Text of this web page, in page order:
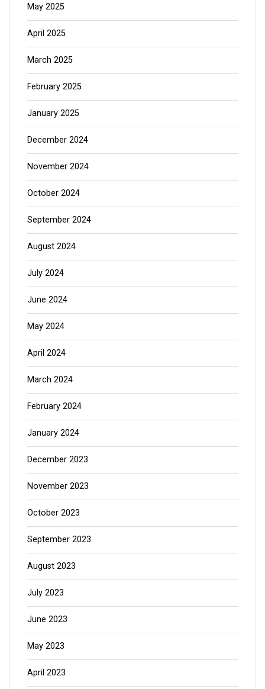
May 2025
April 2025
March 2025
February 2025
January 2025
December 2024
November 2024
October 2024
September 2024
August 2024
July 2024
June 2024
May 2024
April 2024
March 2024
February 2024
January 2024
December 2023
November 2023
October 2023
September 2023
August 2023
July 2023
June 2023
May 2023
April 2023